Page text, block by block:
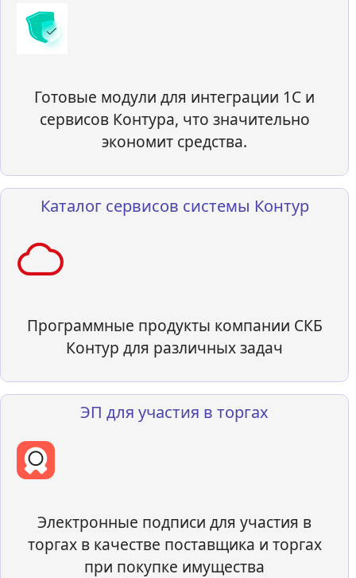
Готовые модули для интеграции 1С и
сервисов Контура, что значительно
экономит средства.
Каталог сервисов системы Контур
Программные продукты компании СКБ
Контур для различных задач
ЭП для участия в торгах
Электронные подписи для участия в
торгах в качестве поставщика и торгах
при покупке имущества